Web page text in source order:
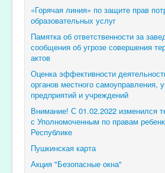
«Горячая линия» по защите прав
образовательных услуг
Памятка об ответственности за
сообщения об угрозе совершения
актов
Оценка эффективности
органов местного самоуправления,
предприятий и учреждений
Внимание! С 01.02.2022 изменился
с Уполномоченным по правам
Республике
Пушкинская карта
Акция "Безопасные окна"